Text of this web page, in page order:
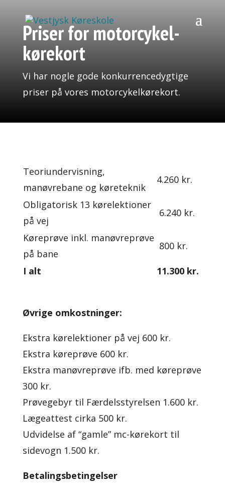
Priser for motorcykel-
kørekort
Vi har nogle gode konkurrencedygtige
priser på vores motorcykelkørekort.
Teoriundervisning,
manøvrebane og køreteknik
4.260 kr.
Obligatorisk 13 kørelektioner
på vej
6.240 kr.
Køreprøve inkl. manøvreprøve
på bane
800 kr.
I alt 11.300 kr.
Øvrige omkostninger:
Ekstra kørelektioner på vej 600 kr.
Ekstra køreprøve 600 kr.
Ekstra manøvreprøve ifb. med køreprøve
300 kr.
Prøvegebyr til Færdelsstyrelsen 1.600 kr.
Lægeattest cirka 500 kr.
Udvidelse af “gamle” mc-kørekort til
sidevogn 1.500 kr.
Betalingsbetingelser